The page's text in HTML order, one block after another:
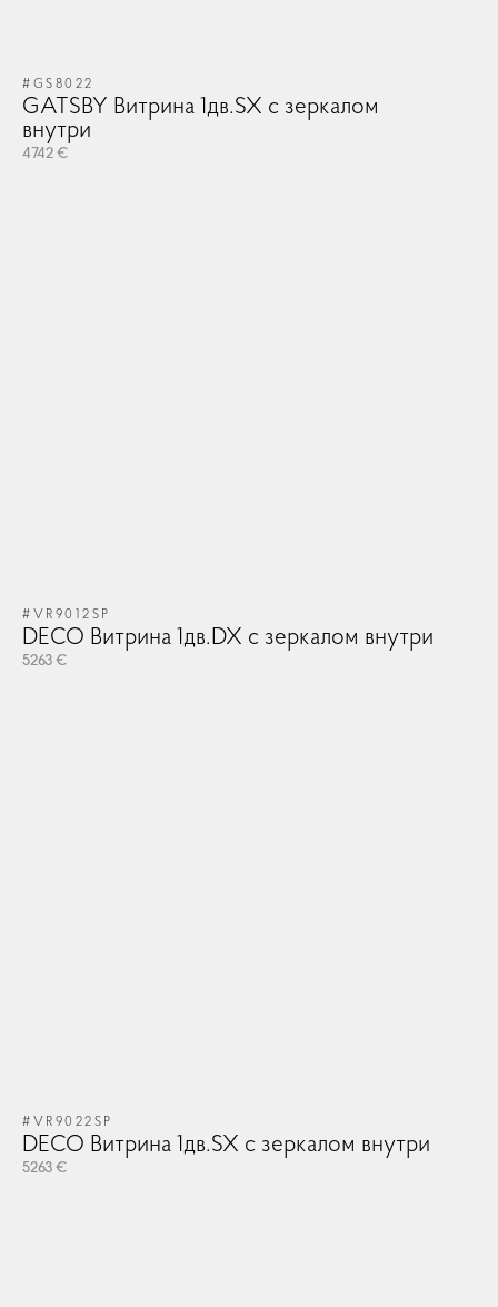
#GS8022
GATSBY Витрина 1дв.SX с зеркалом
внутри
4742 €
#VR9012SP
DECO Витрина 1дв.DX с зеркалом внутри
5263 €
#VR9022SP
DECO Витрина 1дв.SX с зеркалом внутри
5263 €